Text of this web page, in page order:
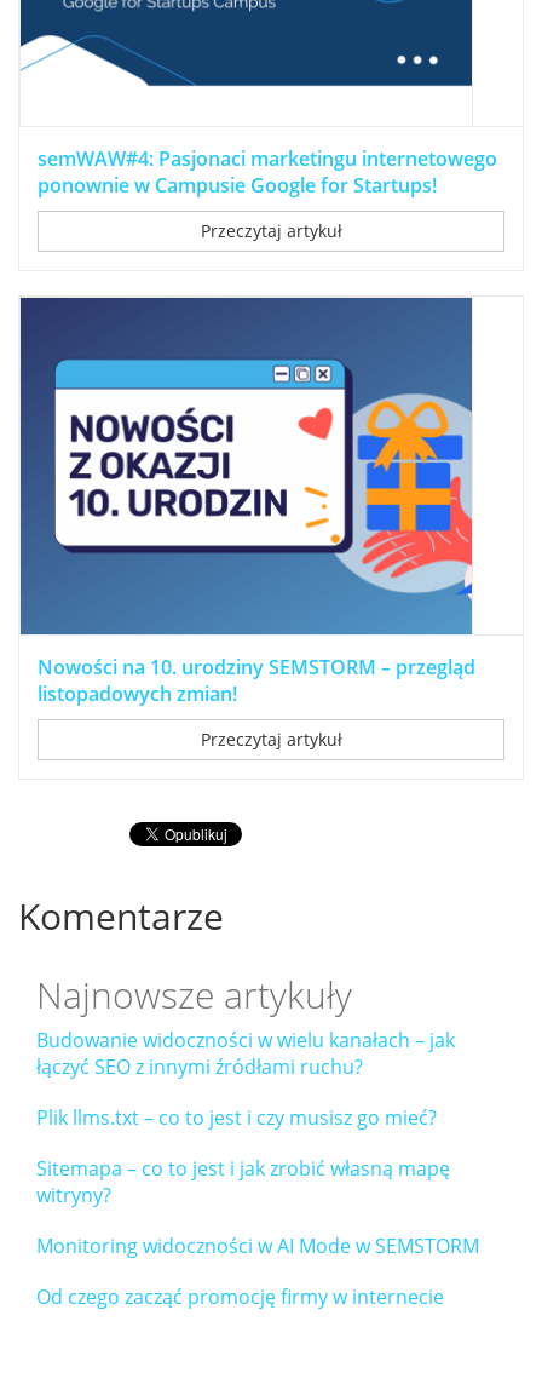
semWAW#4: Pasjonaci marketingu internetowego
ponownie w Campusie Google for Startups!
Przeczytaj artykuł
Nowości na 10. urodziny SEMSTORM – przegląd
listopadowych zmian!
Przeczytaj artykuł
Komentarze
Najnowsze artykuły
Budowanie widoczności w wielu kanałach – jak
łączyć SEO z innymi źródłami ruchu?
Plik llms.txt – co to jest i czy musisz go mieć?
Sitemapa – co to jest i jak zrobić własną mapę
witryny?
Monitoring widoczności w AI Mode w SEMSTORM
Od czego zacząć promocję firmy w internecie